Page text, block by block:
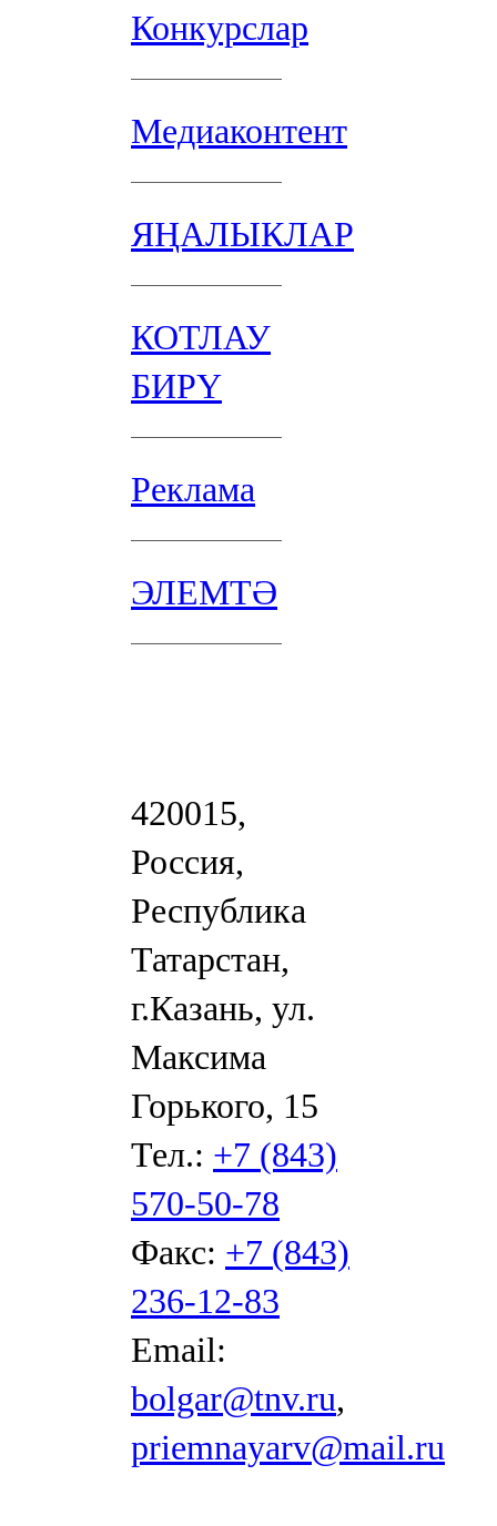
Конкурслар
Медиаконтент
ЯҢАЛЫКЛАР
КОТЛАУ
БИРҮ
Реклама
ЭЛЕМТӘ
420015,
Россия,
Республика
Татарстан,
г.Казань, ул.
Максима
Горького, 15
Тел.: +7 (843)
570-50-78
Факс: +7 (843)
236-12-83
Email:
bolgar@tnv.ru,
priemnayarv@mail.ru